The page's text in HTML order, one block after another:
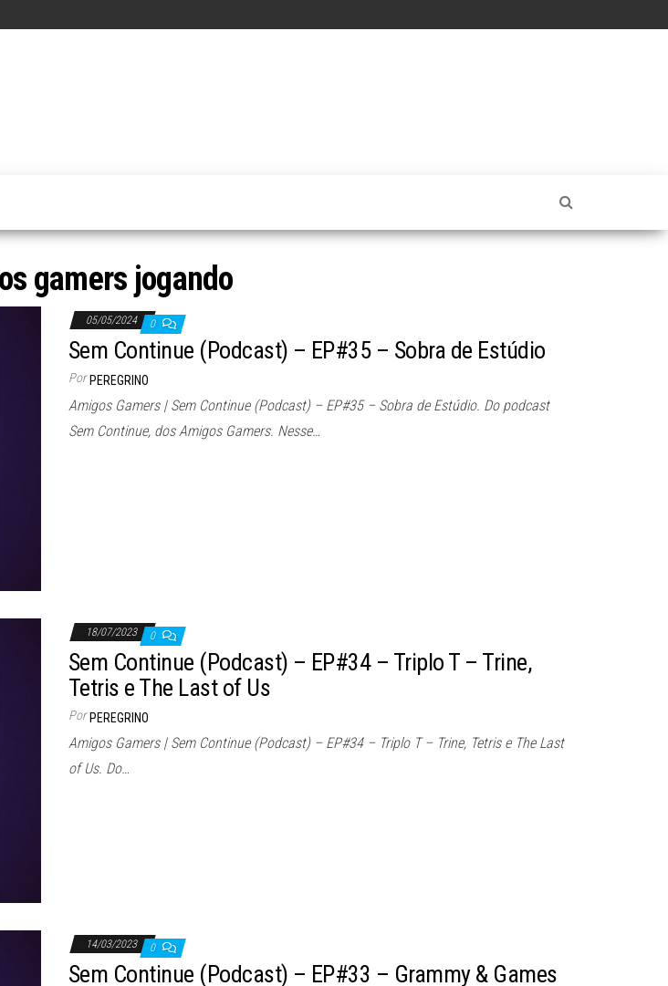
gamers jogando
05/05/2024 0
Sem Continue (Podcast) – EP#35 – Sobra de Estúdio
Por PEREGRINO
Amigos Gamers | Sem Continue (Podcast) – EP#35 – Sobra de Estúdio. Do podcast
Sem Continue, dos Amigos Gamers. Nesse…
18/07/2023 0
Sem Continue (Podcast) – EP#34 – Triplo T – Trine,
Tetris e The Last of Us
Por PEREGRINO
Amigos Gamers | Sem Continue (Podcast) – EP#34 – Triplo T – Trine, Tetris e The Last
of Us. Do…
14/03/2023 0
Sem Continue (Podcast) – EP#33 – Grammy & Games